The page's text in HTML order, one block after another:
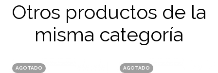
Otros productos de la
misma categoría
AGOTADO AGOTADO